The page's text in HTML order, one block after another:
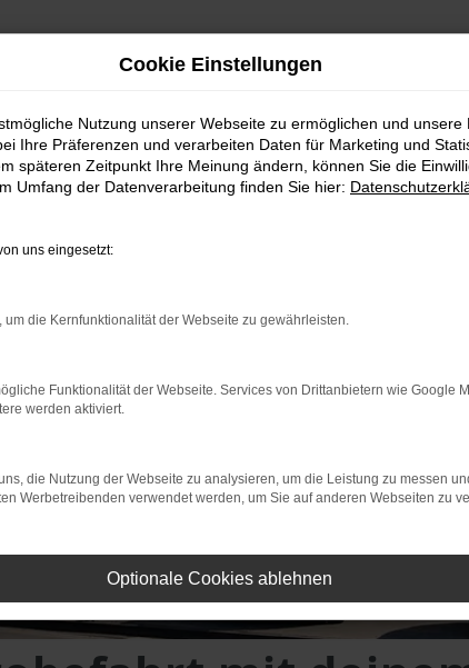
Cookie Einstellungen
Nutzung unserer Webseite zu ermöglichen und unsere
Ihre Präferenzen und verarbeiten Daten für Marketing und
späteren Zeitpunkt Ihre Meinung ändern, können Sie die
Umfang der Datenverarbeitung finden Sie hier:
uns eingesetzt:
die Kernfunktionalität der Webseite zu gewährleisten.
Funktionalität der Webseite. Services von Drittanbietern wie Google
werden aktiviert.
die Nutzung der Webseite zu analysieren, um die Leistung zu messen
Werbetreibenden verwendet werden, um Sie auf anderen Webseiten zu
Optionale Cookies ablehnen